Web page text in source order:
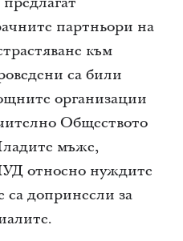
партньори на
към
са били
организации
Обществото
мъже,
относно нуждите
са допринесли за